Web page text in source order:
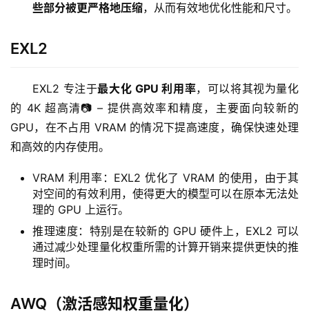
些部分被更严格地压缩，从而有效地优化性能和尺寸。
EXL2
EXL2 专注于最大化 GPU 利用率，可以将其视为量化
的 4K 超高清📷 – 提供高效率和精度，主要面向较新的
GPU，在不占用 VRAM 的情况下提高速度，确保快速处理
和高效的内存使用。
VRAM 利用率：EXL2 优化了 VRAM 的使用，由于其
对空间的有效利用，使得更大的模型可以在原本无法处
理的 GPU 上运行。
推理速度：特别是在较新的 GPU 硬件上，EXL2 可以
通过减少处理量化权重所需的计算开销来提供更快的推
理时间。
AWQ（激活感知权重量化）